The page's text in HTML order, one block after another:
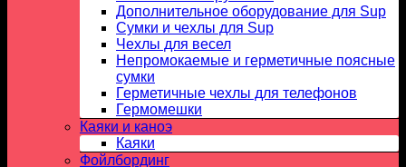
Дополнительное оборудование для Sup
Сумки и чехлы для Sup
Чехлы для весел
Непромокаемые и герметичные поясные
сумки
Герметичные чехлы для телефонов
Гермомешки
Каяки и каноэ
Каяки
Фойлбординг